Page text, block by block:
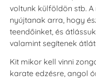
voltunk külföldön stb.
nyújtanak arra, hogy
teendőinket, és
valamint segítenek
Kit mikor kell vinni
karate edzésre, angol